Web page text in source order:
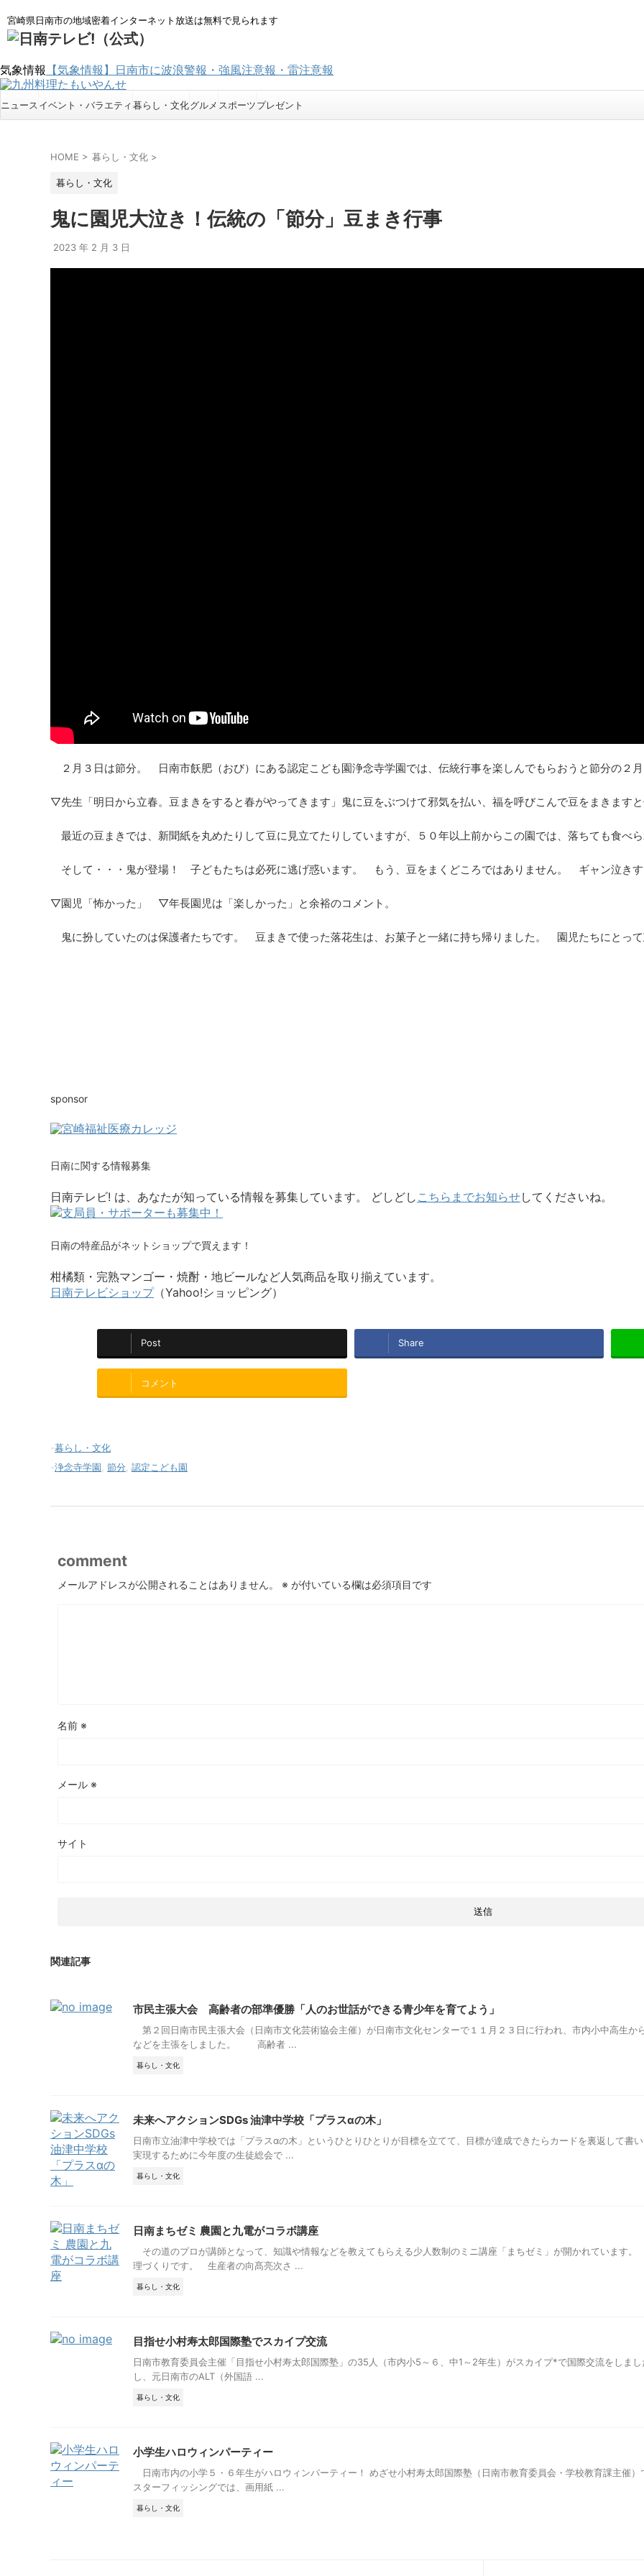
宮崎県日南市の地域密着インターネット放送は無料で見られます
気象情報 【気象情報】日南市に波浪警報・強風注意報・雷注意報
ニュース イベント・バラエティ暮らし・文化グルメ スポーツプレゼント
HOME > 暮らし・文化 >
暮らし・文化
鬼に園児大泣き！伝統の「節分」豆まき行事
2023 年 2 月 3 日
２月３日は節分。 日南市飫肥（おび）にある認定こども園浄念寺学園では、伝統行事を楽しんでもらおうと節分の２
▽先生「明日から立春。豆まきをすると春がやってきます」鬼に豆をぶつけて邪気を払い、福を呼びこんで豆をまきます
最近の豆まきでは、新聞紙を丸めたりして豆に見立てたりしていますが、５０年以上前からこの園では、落ちても食べ
そして・・・鬼が登場！ 子どもたちは必死に逃げ惑います。 もう、豆をまくどころではありません。 ギャン泣き
▽園児「怖かった」 ▽年長園児は「楽しかった」と余裕のコメント。
鬼に扮していたのは保護者たちです。 豆まきで使った落花生は、お菓子と一緒に持ち帰りました。 園児たちにとっ
sponsor
日南に関する情報募集
日南テレビ! は、あなたが知っている情報を募集しています。 どしどし こちらまでお知らせしてくださいね。
日南の特産品がネットショップで買えます！
柑橘類・完熟マンゴー・焼酎・地ビールなど人気商品を取り揃えています。
日南テレビショップ（Yahoo!ショッピング）
Post Share
コメント
-暮らし・文化
-浄念寺学園 節分 認定こども園
comment
メールアドレスが公開されることはありません。 ※ が付いている欄は必須項目です
名前 ※
メール ※
サイト
関連記事
市民主張大会 高齢者の部準優勝「人のお世話ができる青少年を育てよう」
第２回日南市民主張大会（日南市文化芸術協会主催）が日南市文化センターで１１月２３日に行われ、市内小中高生
などを主張をしました。 高齢者 ...
暮らし・文化
未来へアクションSDGs 油津中学校「プラスαの木」
日南市立油津中学校では「プラスαの木」というひとりひとりが目標を立てて、目標が達成できたらカードを裏返して
実現するために今年度の生徒総会で ...
暮らし・文化
日南まちゼミ 農園と九電がコラボ講座
その道のプロが講師となって、知識や情報などを教えてもらえる少人数制のミニ講座「まちゼミ」が開かれています
理づくりです。 生産者の向髙亮次さ ...
暮らし・文化
目指せ小村寿太郎国際塾でスカイプ交流
日南市教育委員会主催「目指せ小村寿太郎国際塾」の35人（市内小5～６、中1～2年生）がスカイプ*で国際交流をしま
し、元日南市のALT（外国語 ...
暮らし・文化
小学生ハロウィンパーティー
日南市内の小学５・６年生がハロウィンパーティー！ めざせ小村寿太郎国際塾（日南市教育委員会・学校教育課主
スターフィッシングでは、画用紙 ...
暮らし・文化